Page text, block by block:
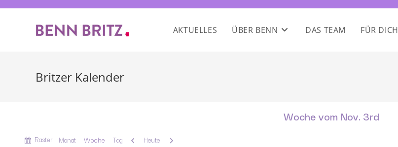
AKTUELLES ÜBER BENN DAS TEAM FÜR DICH
Britzer Kalender
Woche vom Nov. 3rd
Anzeigen
Raster Monat Woche Tag Zurück
Heute Weiter